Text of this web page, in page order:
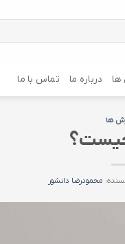
درباره ما تماس با ما
ها
محمودرضا دانشور